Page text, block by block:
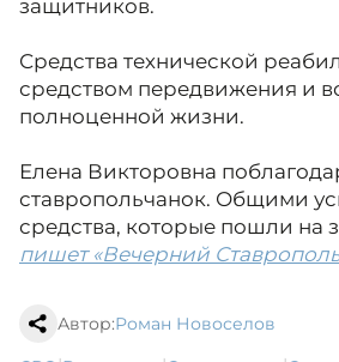
защитников.
Средства технической
средством передвижения и
полноценной жизни.
Елена Викторовна
ставропольчанок. Общими
средства, которые пошли на
пишет «Вечерний
Автор:Роман Новоселов